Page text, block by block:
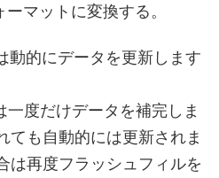
マットに変換する。
動的にデータを更新します
度だけデータを補完しま
ても自動的には更新されま
は再度フラッシュフィルを